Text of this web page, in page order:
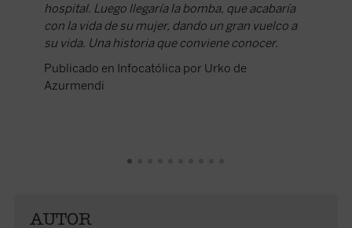
hospital. Luego llegaría la bomba, que acabaría
con la vida de su mujer, dando un gran vuelco a
su vida. Una historia que conviene conocer.
Publicado en Infocatólica por Urko de
Azurmendi
AUTOR